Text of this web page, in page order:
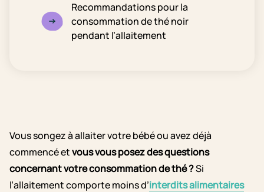
Recommandations pour la
consommation de thé noir
pendant l’allaitement
Vous songez à allaiter votre bébé ou avez déjà
commencé etvous vous posez des questions
concernant votre consommation de thé ?Si
l’allaitement comporte moins d’interdits alimentaires